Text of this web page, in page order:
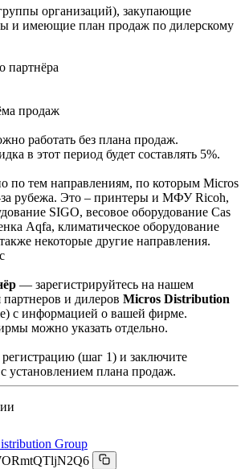
организаций), закупающие
и имеющие план продаж по дилерскому
партнёра
продаж
работать без плана продаж.
в этот период будет составлять 5%.
по тем направлениям, по которым Micros
за рубежа. Это – принтеры и МФУ Ricoh,
SIGO, весовое оборудование Cas
Aqfa, климатическое оборудование
некоторые другие направления.
— зарегистрируйтесь на нашем
партнеров и дилеров Micros Distribution
с информацией о вашей фирме.
можно указать отдельно.
(шаг 1) и заключите
установлением плана продаж.
Group